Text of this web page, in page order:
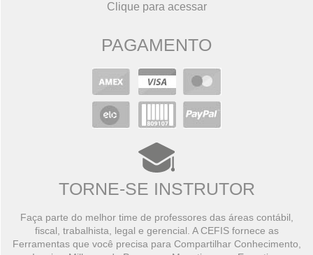
Clique para acessar
PAGAMENTO
TORNE-SE INSTRUTOR
Faça parte do melhor time de professores das áreas contábil,
fiscal, trabalhista, legal e gerencial. A CEFIS fornece as
Ferramentas que você precisa para Compartilhar Conhecimento,